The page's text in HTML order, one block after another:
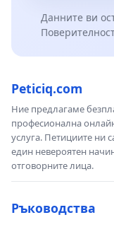
Данните ви
Peticiq.com
Ние предлагаме
професионална
услуга. Петициите ни
един невероятен
отговорните лица.
Ръководства